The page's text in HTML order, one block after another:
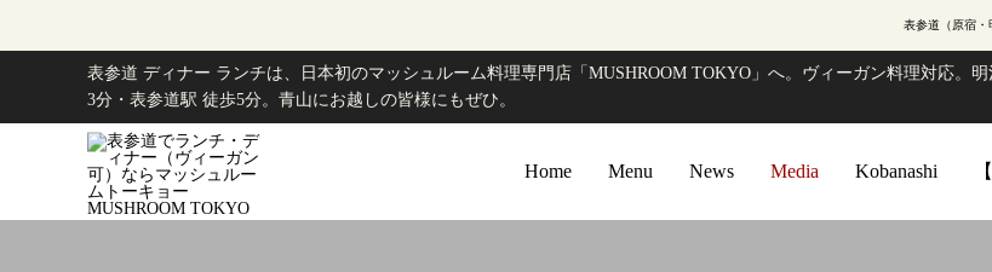
表参道（原宿・
表参道 ディナー ランチは、日本初のマッシュルーム料理専門店「MUSHROOM TOKYO」へ。ヴィーガン料理対応。
3分・表参道駅 徒歩5分。青山にお越しの皆様にもぜひ。
Home Menu News Media Kobanashi